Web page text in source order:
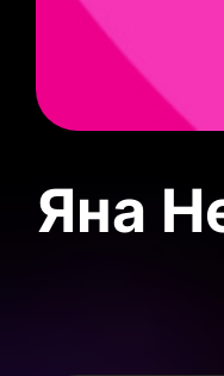
Яна